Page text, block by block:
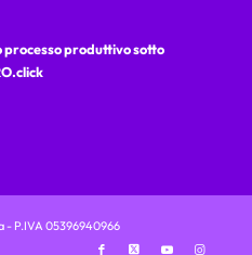
produttivo sotto
- P.IVA 05396940966